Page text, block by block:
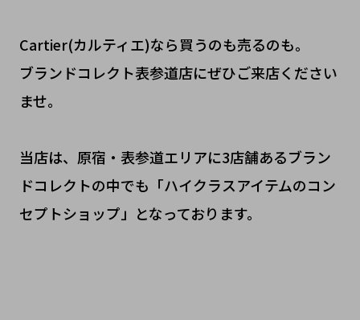
Cartier(カルティエ)なら買うのも売るのも。
ブランドコレクト表参道店にぜひご来店ください
ませ。
当店は、原宿・表参道エリアに3店舗あるブラン
ドコレクトの中でも「ハイクラスアイテムのコン
セプトショップ」となっております。